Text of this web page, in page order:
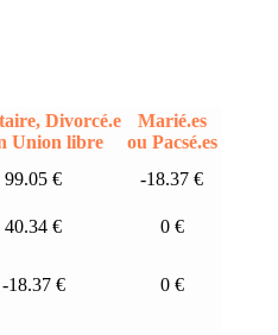
Divorcé.e
Union libre
Marié.es
ou Pacsé.es
99.05 €
-18.37 €
40.34 €
0 €
-18.37 € 0 €